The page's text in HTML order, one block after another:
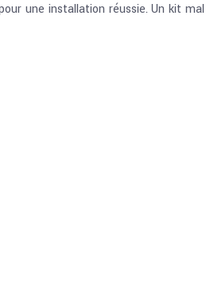
une installation réussie. Un kit mal